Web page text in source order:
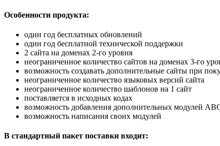
Особенности продукта:
один год бесплатных обновлений
один год бесплатной технической поддержки
2 сайта на доменах 2-го уровня
неограниченное количество сайтов на доменах 3-го
возможность создавать дополнительные сайты при
неограниченное количество языковых версий сайта
неограниченное количество шаблонов на 1 сайт
поставляется в исходных кодах
возможность добавления дополнительных модулей
возможность написания своих модулей
В стандартный пакет поставки входит: